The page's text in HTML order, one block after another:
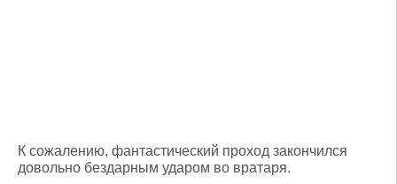
К сожалению, фантастический проход закончился
довольно бездарным ударом во вратаря.